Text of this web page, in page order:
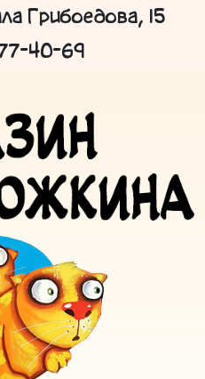
Грибоедова, 15
40-69